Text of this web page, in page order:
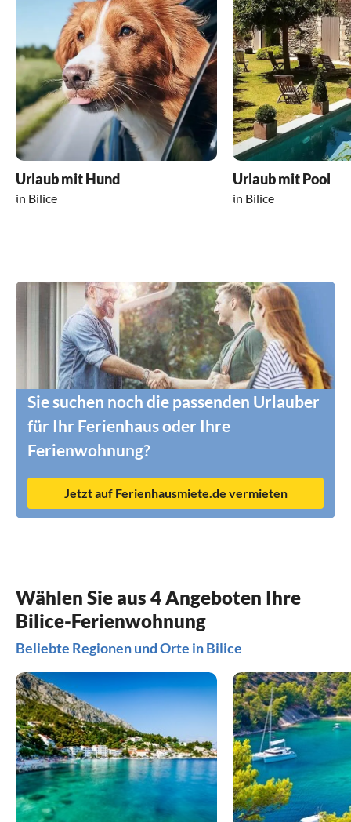
Urlaub mit Hund
in Bilice
Urlaub mit Pool
in Bilice
Sie suchen noch die passenden Urlauber
für Ihr Ferienhaus oder Ihre
Ferienwohnung?
Jetzt auf Ferienhausmiete.de vermieten
Wählen Sie aus 4 Angeboten Ihre
Bilice-Ferienwohnung
Beliebte Regionen und Orte in Bilice